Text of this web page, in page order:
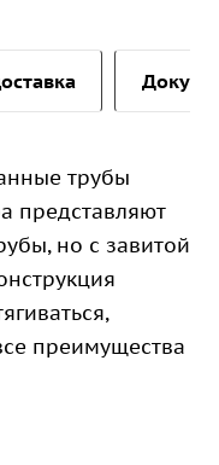
трубы
представляют
но с завитой
преимущества